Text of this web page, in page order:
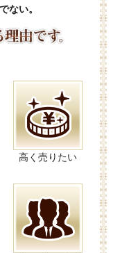
ない。
高く売りたい